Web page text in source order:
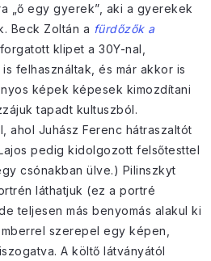
„ő egy gyerek”, aki a gyerekek
Beck Zoltán a fürdőzők a
klipet a 30Y-nal,
felhasználtak, és már akkor is
képek képesek kimozdítani
tapadt kultuszból.
ahol Juhász Ferenc hátraszaltót
pedig kidolgozott felsőtesttel
csónakban ülve.) Pilinszkyt
láthatjuk (ez a portré
teljesen más benyomás alakul ki
szerepel egy képen,
A költő látványától